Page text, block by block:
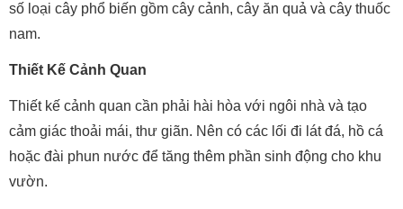
số loại cây phổ biến gồm cây cảnh, cây ăn quả và cây thuốc
nam.
Thiết Kế Cảnh Quan
Thiết kế cảnh quan cần phải hài hòa với ngôi nhà và tạo
cảm giác thoải mái, thư giãn. Nên có các lối đi lát đá, hồ cá
hoặc đài phun nước để tăng thêm phần sinh động cho khu
vườn.